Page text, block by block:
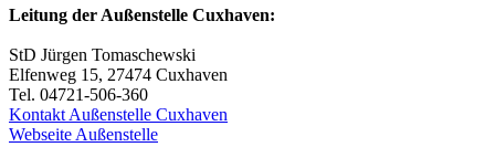
Leitung der Außenstelle Cuxhaven:
StD Jürgen Tomaschewski
Elfenweg 15, 27474 Cuxhaven
Tel. 04721-506-360
Kontakt Außenstelle Cuxhaven
Webseite Außenstelle